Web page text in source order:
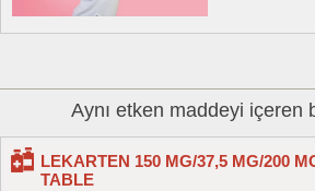
Aynı etken maddeyi içeren
LEKARTEN 150 MG/37,5 MG/200
TABLE